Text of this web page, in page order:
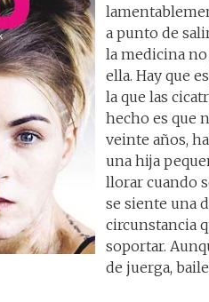
a punto de
la medicina
ella. Hay que
la que las
hecho es que
veinte años,
una hija
llorar cuando
se siente una
circunstancia
soportar.
de juerga,